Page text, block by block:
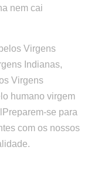
nem cai
Virgens
Indianas,
Virgens
humano virgem
se para
com os nossos